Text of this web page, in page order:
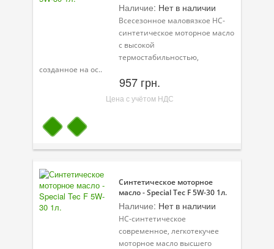
Наличие: Нет в наличии
Всесезонное маловязкое HC-
синтетическое моторное масло
с высокой
термостабильностью,
созданное на ос..
957 грн.
Цена с учётом НДС
Синтетическое моторное
масло - Special Tec F 5W-30 1л.
Наличие: Нет в наличии
НС-синтетическое
современное, легкотекучее
моторное масло высшего